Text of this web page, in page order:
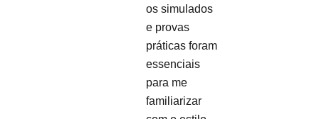
os simulados
e provas
práticas foram
essenciais
para me
familiarizar